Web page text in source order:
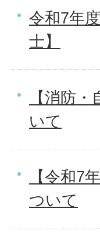
令和7年
士】
【消防
いて
【令和7
ついて